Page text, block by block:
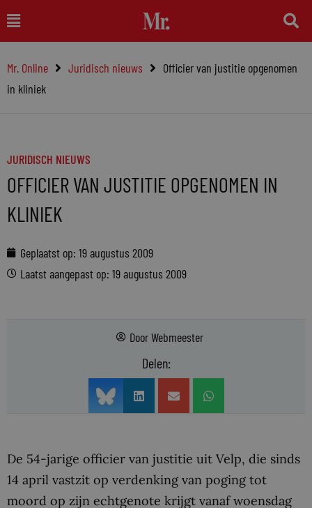
naar
inhoud
Main
Menu
Mr. Online Juridisch nieuws
Officier van justitie opgenomen
in kliniek
JURIDISCH NIEUWS
OFFICIER VAN JUSTITIE OPGENOMEN IN
KLINIEK
Geplaatst op: 19 augustus 2009
Laatst aangepast op: 19 augustus 2009
DoorWebmeester
Delen:
De 54-jarige officier van justitie uit Velp, die sinds
14 april vastzit op verdenking van poging tot
moord op zijn echtgenote krijgt vanaf woensdag